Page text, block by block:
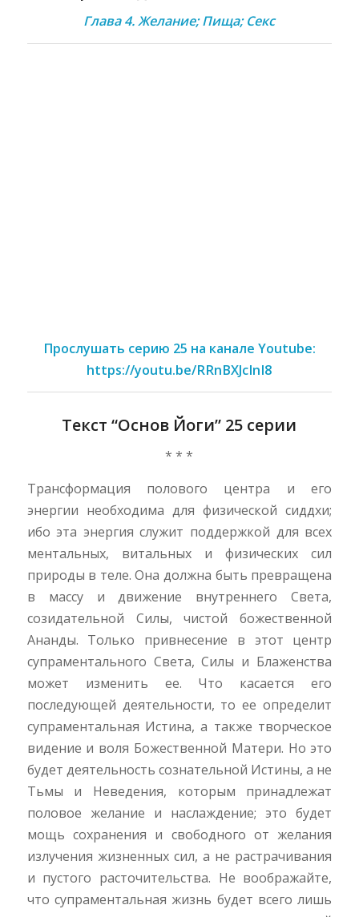
Глава 4. Желание; Пища; Секс
Прослушать серию 25 на канале Youtube:
https://youtu.be/RRnBXJcInI8
Текст “Основ Йоги” 25 серии
* * *
Трансформация полового центра и его
энергии необходима для физической сиддхи;
ибо эта энергия служит поддержкой для всех
ментальных, витальных и физических сил
природы в теле. Она должна быть превращена
в массу и движение внутреннего Света,
созидательной Силы, чистой божественной
Ананды. Только привнесение в этот центр
супраментального Света, Силы и Блаженства
может изменить ее. Что касается его
последующей деятельности, то ее определит
супраментальная Истина, а также творческое
видение и воля Божественной Матери. Но это
будет деятельность сознательной Истины, а не
Тьмы и Неведения, которым принадлежат
половое желание и наслаждение; это будет
мощь сохранения и свободного от желания
излучения жизненных сил, а не растрачивания
и пустого расточительства. Не воображайте,
что супраментальная жизнь будет всего лишь